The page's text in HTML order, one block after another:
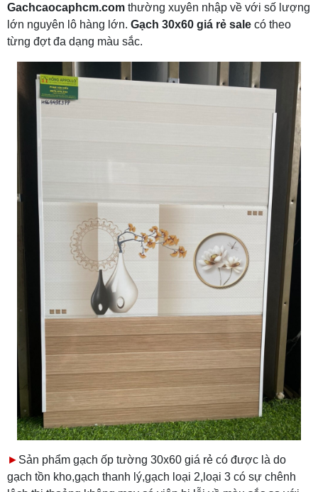
Gachcaocaphcm.com thường xuyên nhập về với số lượng
lớn nguyên lô hàng lớn. Gạch 30x60 giá rẻ sale có theo
từng đợt đa dạng màu sắc.
► Sản phẩm gạch ốp tường 30x60 giá rẻ có được là do
gạch tồn kho,gạch thanh lý,gạch loại 2,loại 3 có sự chênh